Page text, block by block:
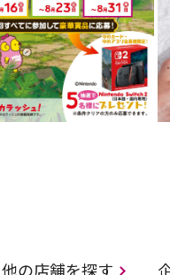
他の店舗を探す